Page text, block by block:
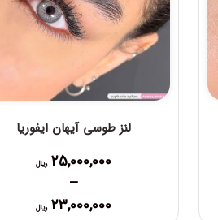
لنز طوسی آیهان ایفوریا
25,000,000 ریال
–
23,000,000 ریال
Price
range: